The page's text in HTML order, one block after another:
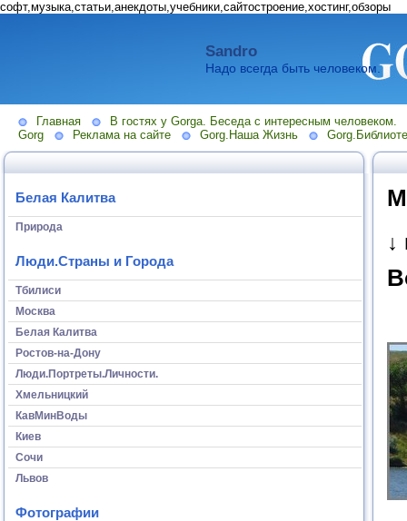
софт,музыка,статьи,анекдоты,учебники,сайтостроение,хостинг,обзоры
Sandro
Надо всегда быть человеком.
Главная
В гостях у Gorga. Беседа с интересным человеком.
Gorg
Реклама на сайте Gorg.Наша Жизнь
Белая Калитва
Природа
Люди.Страны и Города
Тбилиси
Москва
Белая Калитва
Ростов-на-Дону
Люди.Портреты.Личности.
Хмельницкий
КавМинВоды
Киев
Сочи
Львов
Фотографии